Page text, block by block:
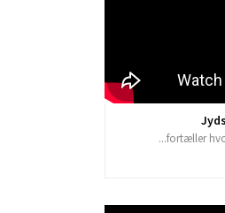
...fortæller